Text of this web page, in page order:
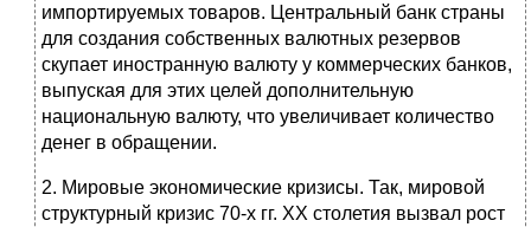
импортируемых товаров. Центральный банк страны
для создания собственных валютных резервов
скупает иностранную валюту у коммерческих банков,
выпуская для этих целей дополнительную
национальную валюту, что увеличивает количество
денег в обращении.
2. Мировые экономические кризисы. Так, мировой
структурный кризис 70-х гг. XX столетия вызвал рост